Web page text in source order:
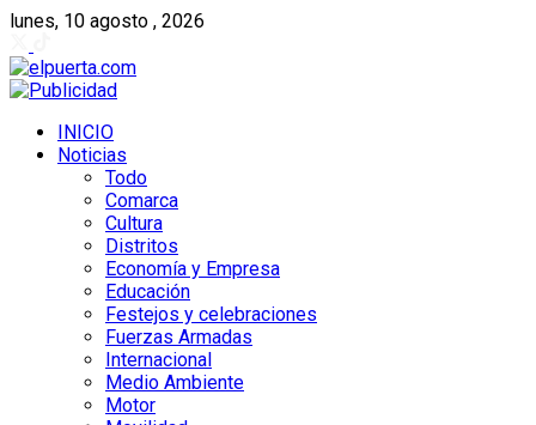
lunes, 10 agosto , 2026
INICIO
Noticias
Todo
Comarca
Cultura
Distritos
Economía y Empresa
Educación
Festejos y celebraciones
Fuerzas Armadas
Internacional
Medio Ambiente
Motor